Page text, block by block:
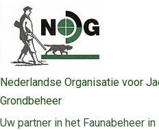
naar
inhoud
Nederlandse Organisatie voor
Grondbeheer
Uw partner in het Faunabeheer